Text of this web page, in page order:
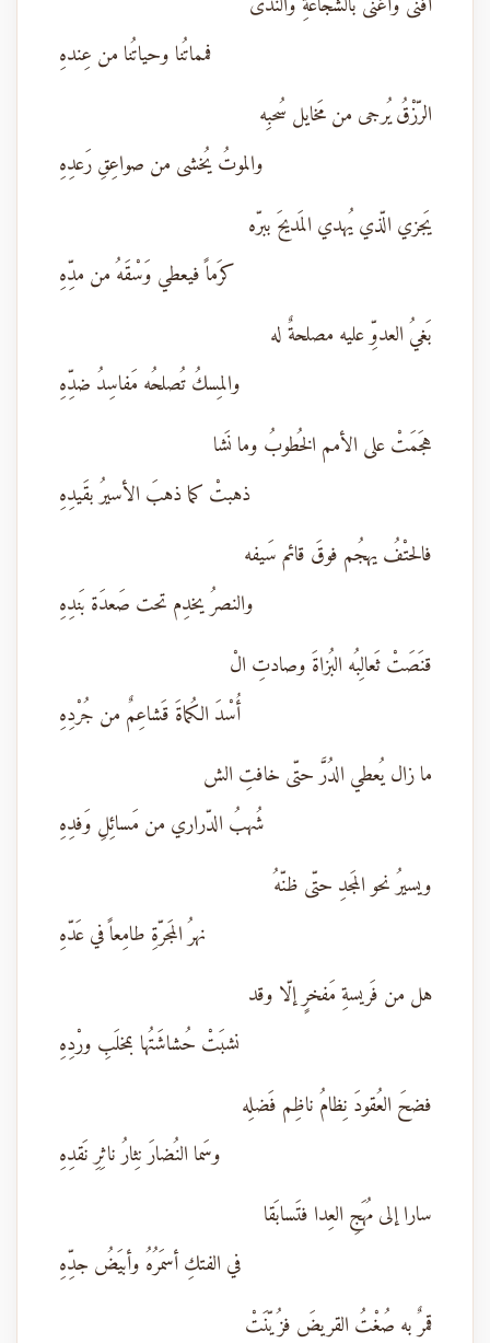
فمماتُنا وحياتُنا من عِندهِ
الرّزْقُ يُرجى من مَخايل سُحبِه
والموتُ يُخشى من صواعِقِ رَعدِهِ
يَجزي الّذي يُهدي المَديحَ ببرّه
كرَماً فيعطي وَسْقَهُ من مدِّهِ
بَغيُ العدوِّ عليه مصلحةٌ له
والمِسكُ تُصلحُه مَفاسِدُ ضدِّهِ
هجَمَتْ على الأمم الخُطوبُ وما نَشا
ذهبتْ كما ذهبَ الأسيرُ بقَيدِهِ
فالحتْفُ يهجُم فوقَ قائم سَيفه
والنصرُ يخدِم تحت صَعدَة بَندِهِ
قنَصَتْ ثَعالِبُه البُزاةَ وصادتِ الْ
أُسْدَ الكُماةَ قَشاعِمٌ من جُرْدِهِ
ما زال يُعطي الدُرَّ حتّى خافتِ الش
شُهبُ الدّراري من مَسائِلِ وَفدِهِ
ويسيرُ نحو المَجدِ حتّى ظنّهُ
نهرُ المَجرّةِ طامِعاً في عَدّهِ
هل من فَريسةِ مَفخرٍ إلّا وقد
نشبَتْ حُشاشَتُها بمخلَبِ ورْدِهِ
فضحَ العُقودَ نِظامُ ناظِم فَضلِه
وسَما النُضارَ نِثارُ ناثِرِ نَقدِهِ
سارا إلى مُهَجِ العِدا فتَسابَقا
في الفتكِ أسمَرُهُ وأبيَضُ جدِّهِ
قمرٌ به صُغْتُ القريضَ فزُيّنَتْ